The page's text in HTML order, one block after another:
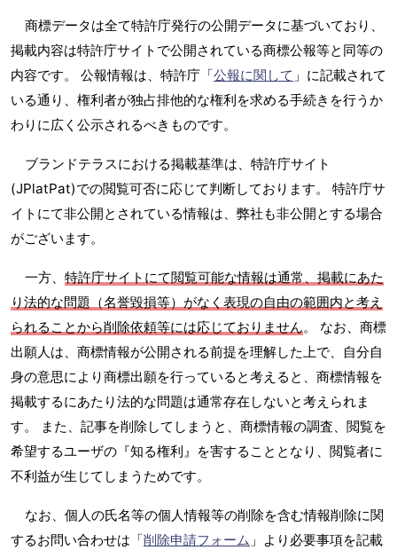
商標データは全て特許庁発行の公開データに基づいており、
掲載内容は特許庁サイトで公開されている商標公報等と同等の
内容です。 公報情報は、特許庁「公報に関して 」に記載されて
いる通り、権利者が独占排他的な権利を求める手続きを行うか
わりに広く公示されるべきものです。
ブランドテラスにおける掲載基準は、特許庁サイト
(JPlatPat)での閲覧可否に応じて判断しております。 特許庁サ
イトにて非公開とされている情報は、弊社も非公開とする場合
がございます。
一方、 特許庁サイトにて閲覧可能な情報は通常、掲載にあた
り法的な問題（名誉毀損等）がなく表現の自由の範囲内と考え
られることから削除依頼等には応じておりません。 なお、商標
出願人は、商標情報が公開される前提を理解した上で、自分自
身の意思により商標出願を行っていると考えると、商標情報を
掲載するにあたり法的な問題は通常存在しないと考えられま
す。 また、記事を削除してしまうと、商標情報の調査、閲覧を
希望するユーザの『知る権利』を害することとなり、閲覧者に
不利益が生じてしまうためです。
なお、個人の氏名等の個人情報等の削除を含む情報削除に関
するお問い合わせは「削除申請フォーム 」より必要事項を記載